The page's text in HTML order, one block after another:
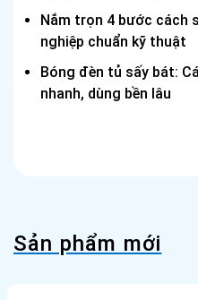
Nắm trọn 4 bước cách
nghiệp chuẩn kỹ thuật
Bóng đèn tủ sấy bát:
nhanh, dùng bền lâu
Sản phẩm mới